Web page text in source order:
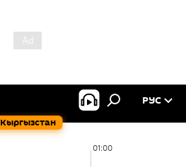
Кыргызстан
РУС
01:00